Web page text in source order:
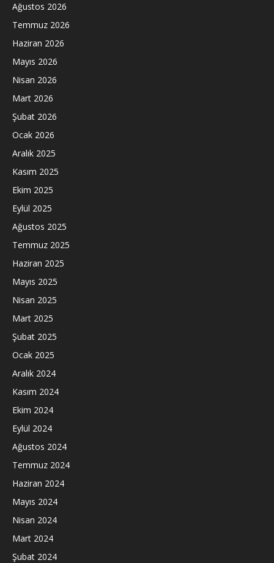
Ağustos 2026
Temmuz 2026
Haziran 2026
Mayıs 2026
Nisan 2026
Mart 2026
Şubat 2026
Ocak 2026
Aralık 2025
Kasım 2025
Ekim 2025
Eylül 2025
Ağustos 2025
Temmuz 2025
Haziran 2025
Mayıs 2025
Nisan 2025
Mart 2025
Şubat 2025
Ocak 2025
Aralık 2024
Kasım 2024
Ekim 2024
Eylül 2024
Ağustos 2024
Temmuz 2024
Haziran 2024
Mayıs 2024
Nisan 2024
Mart 2024
Şubat 2024